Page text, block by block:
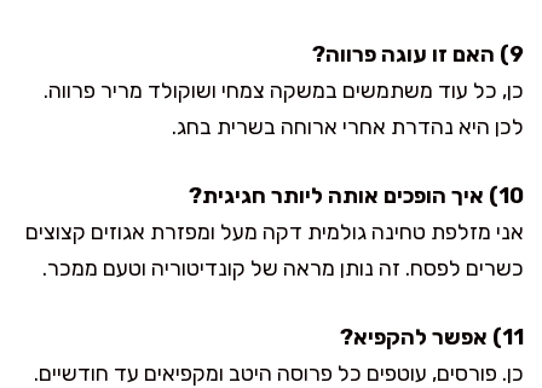
9) האם זו עוגה פרווה?
כן, כל עוד משתמשים במשקה צמחי ושוקולד מריר פרווה.
לכן היא נהדרת אחרי ארוחה בשרית בחג.
10) איך הופכים אותה ליותר חגיגית?
אני מזלפת טחינה גולמית דקה מעל ומפזרת אגוזים קצוצים
כשרים לפסח. זה נותן מראה של קונדיטוריה וטעם ממכר.
11) אפשר להקפיא?
כן. פורסים, עוטפים כל פרוסה היטב ומקפיאים עד חודשיים.